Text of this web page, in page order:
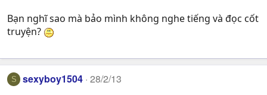
Bạn nghĩ sao mà bảo mình không nghe tiếng và đọc cốt
truyện?
S sexyboy1504 28/2/13